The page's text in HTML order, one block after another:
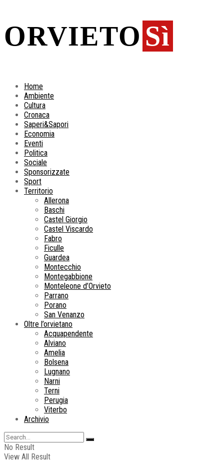
ORVIETO Sì
Home
Ambiente
Cultura
Cronaca
Saperi&Sapori
Economia
Eventi
Politica
Sociale
Sponsorizzate
Sport
Territorio
Allerona
Baschi
Castel Giorgio
Castel Viscardo
Fabro
Ficulle
Guardea
Montecchio
Montegabbione
Monteleone d’Orvieto
Parrano
Porano
San Venanzo
Oltre l’orvietano
Acquapendente
Alviano
Amelia
Bolsena
Lugnano
Narni
Terni
Perugia
Viterbo
Archivio
No Result
View All Result